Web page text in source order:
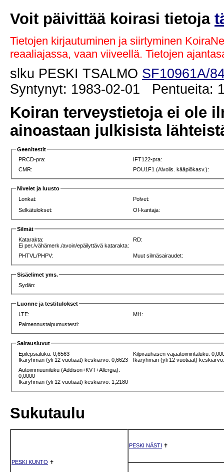
Voit päivittää koirasi tietoja
Tietojen kirjautuminen ja siirtyminen
reaaliajassa, vaan viiveellä. Tietojen
slku PESKI TSALMO SF10961A/
Syntynyt: 1983-02-01
Koiran terveystietoja ei ole
ainoastaan julkisista
Geenitestit
PRCD-pra:
IFT122-pra:
CMR:
POU1F1 (Aivolis. kääpiökasv.):
Nivelet ja luusto
Lonkat:
Polvet:
Selkätulokset:
OI-kantaja:
Silmät
Katarakta:
Ei per./vähämerk./avoin/epäilyttävä katarakta:
RD:
PHTVL/PHPV: Muut silmäsairaudet:
Sisäelimet yms.
Sydän:
Luonne ja testitulokset
LTE:
MH:
Paimennustaipumustesti:
Sairausluvut
Epilepsialuku: 0,6563
Ikäryhmän (yli 12 vuotiaat) keskiarvo: 0,6623
Kilpirauhasen vajaatoimintaluku:
Ikäryhmän (yli 12 vuotiaat)
Autoimmuuniluku (Addison+KVT+Allergia):
0,0000
Ikäryhmän (yli 12 vuotiaat) keskiarvo: 1,2180
Sukutaulu
PESKI KUNTO ✝
PESKI NÄSTI ✝